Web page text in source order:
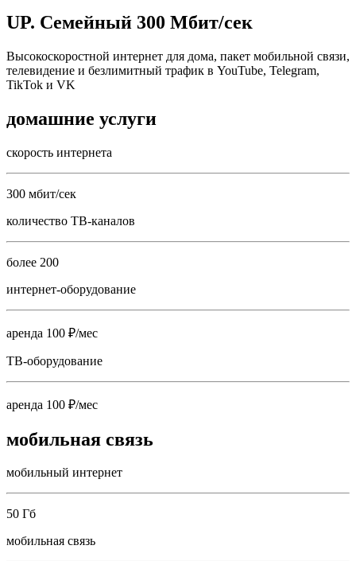
UP. Семейный 300 Мбит/сек
Высокоскоростной интернет для дома, пакет мобильной связи,
телевидение и безлимитный трафик в YouTube, Telegram,
TikTok и VK
домашние услуги
скорость интернета
300 мбит/сек
количество ТВ-каналов
более 200
интернет-оборудование
аренда 100 ₽/мес
ТВ-оборудование
аренда 100 ₽/мес
мобильная связь
мобильный интернет
50 Гб
мобильная связь